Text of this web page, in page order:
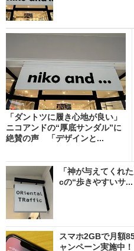
「ダントツに履き心地が良い」
ニコアンドの“厚底サンダル”に
絶賛の声 「デザインと...
「神が与えてく
cの“歩きやすいサ...
スマホ2GBで月額
ャンペーン実施中！